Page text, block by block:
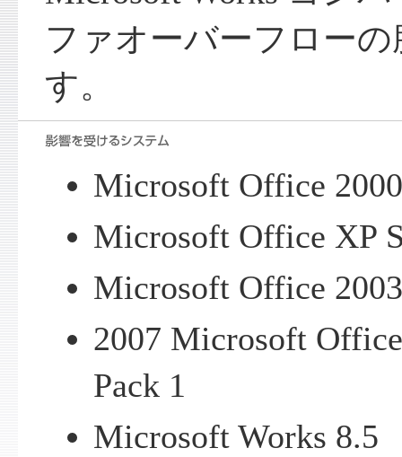
ファオーバーフロー
す。
Microsoft Office
Microsoft Office XP
Microsoft Office
2007 Microsoft
Pack 1
Microsoft Works 8.5